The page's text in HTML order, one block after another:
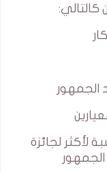
لأكثر لجائزة